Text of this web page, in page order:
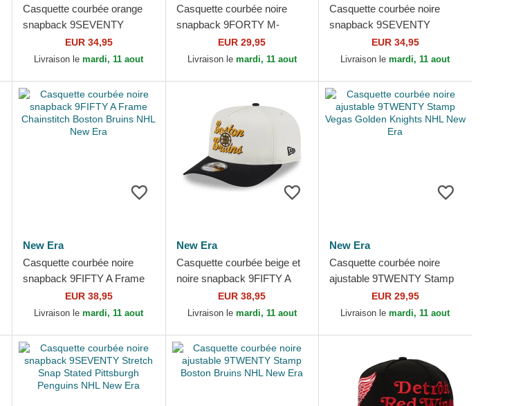
Casquette courbée orange
snapback 9SEVENTY
Stretch Snap Stated
Anaheim Ducks NHL New
EUR 34,95
Livraison lemardi, 11 aout
Casquette courbée noire
snapback 9FORTY M-
Crown Team Pittsburgh
Penguins NHL New Era
EUR 29,95
Livraison le mardi, 11 aout
Casquette courbée noire
snapback 9SEVENTY
Stretch Snap Stated Chicago
Blackhawks NHL New Era
EUR 34,95
Livraison lemardi, 11 aout
New Era
Casquette courbée noire
snapback 9FIFTY A Frame
Chainstitch Boston Bruins
NHL New Era
EUR 38,95
Livraison lemardi, 11 aout
New Era
Casquette courbée beige et
noire snapback 9FIFTY A
Frame Chainstitch Boston
Bruins NHL New Era
EUR 38,95
Livraison le mardi, 11 aout
New Era
Casquette courbée noire
ajustable 9TWENTY Stamp
Vegas Golden Knights NHL
New Era
EUR 29,95
Livraison lemardi, 11 aout